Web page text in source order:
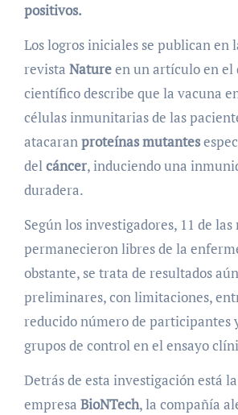
positivos.
Los logros iniciales se publican en
revista Natureen un artículo en el
científico describe que la vacuna
células inmunitarias de las
atacaranproteínas mutantes
delcáncer, induciendo una
duradera.
Según los investigadores, 11 de
permanecieron libres de la
obstante, se trata de resultados
preliminares, con limitaciones,
reducido número de participantes
grupos de control en el ensayo
Detrás de esta investigación está la
empresa BioNTech, la compañía